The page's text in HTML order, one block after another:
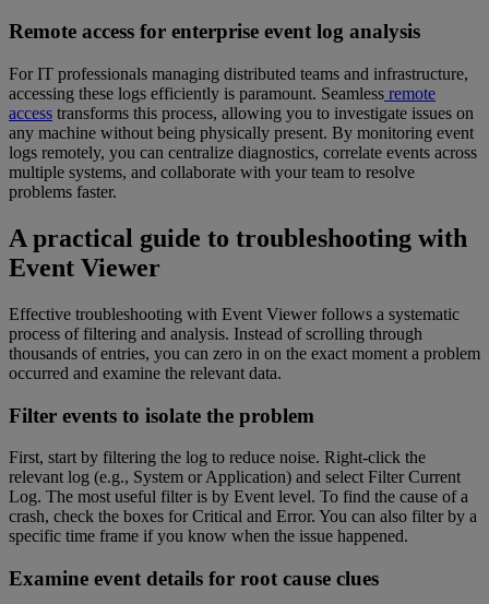
Remote access for enterprise event log analysis
For IT professionals managing distributed teams and infrastructure,
accessing these logs efficiently is paramount. Seamless remote
access transforms this process, allowing you to investigate issues on
any machine without being physically present. By monitoring event
logs remotely, you can centralize diagnostics, correlate events across
multiple systems, and collaborate with your team to resolve
problems faster.
A practical guide to troubleshooting with
Event Viewer
Effective troubleshooting with Event Viewer follows a systematic
process of filtering and analysis. Instead of scrolling through
thousands of entries, you can zero in on the exact moment a problem
occurred and examine the relevant data.
Filter events to isolate the problem
First, start by filtering the log to reduce noise. Right-click the
relevant log (e.g., System or Application) and select Filter Current
Log. The most useful filter is by Event level. To find the cause of a
crash, check the boxes for Critical and Error. You can also filter by a
specific time frame if you know when the issue happened.
Examine event details for root cause clues